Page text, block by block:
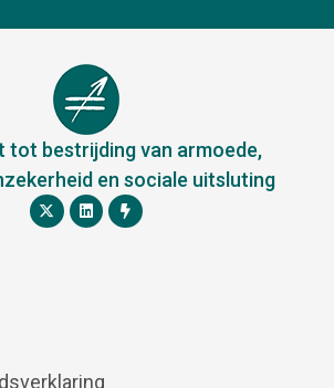
tot bestrijding van armoede,
en sociale uitsluting